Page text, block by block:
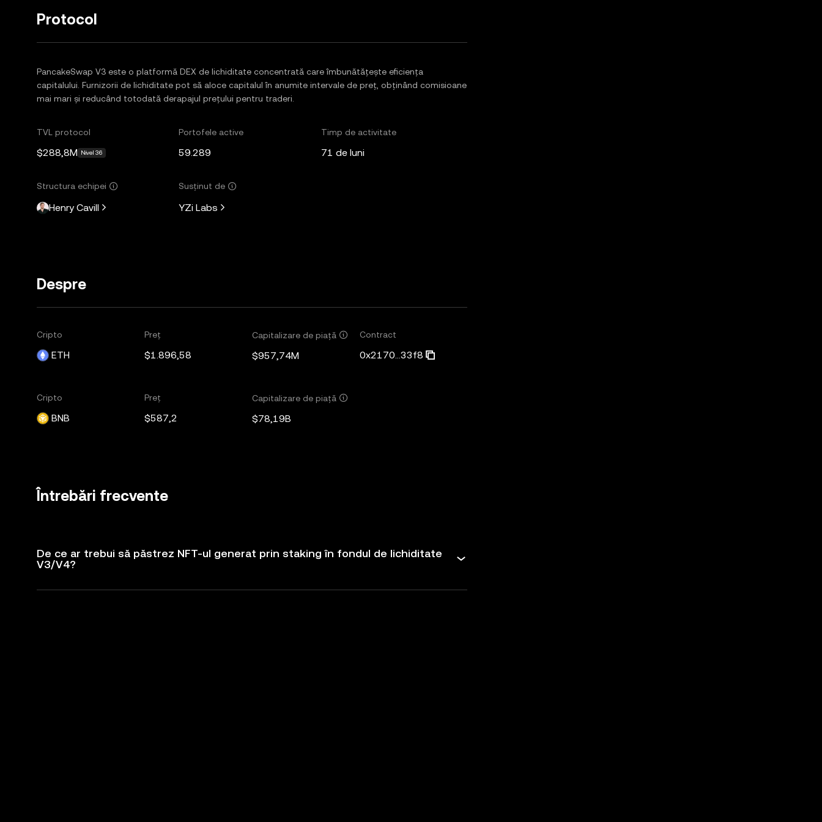
Protocol
PancakeSwap V3 este o platformă DEX de lichiditate concentrată care îmbunătățește eficiența
capitalului. Furnizorii de lichiditate pot să aloce capitalul în anumite intervale de preț, obținând comisioane
mai mari și reducând totodată derapajul prețului pentru traderi.
TVL protocol
$288,8M Nivel 36
Portofele active
59.289
Timp de activitate
71 de luni
Structura echipei
Henry Cavill
Susținut de
YZi Labs
Despre
Cripto
ETH
Preț
$1.896,58
Capitalizare de piață
$957,74M
Contract
0x2170...33f8
Cripto
BNB
Preț
$587,2
Capitalizare de piață
$78,19B
Întrebări frecvente
De ce ar trebui să păstrez NFT-ul generat prin staking în fondul de lichiditate
V3/V4?